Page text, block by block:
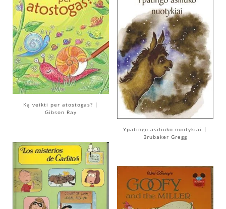
Ką veikti per atostogas? |
Gibson Ray
Ypatingo asiliuko nuotykiai |
Brubaker Gregg